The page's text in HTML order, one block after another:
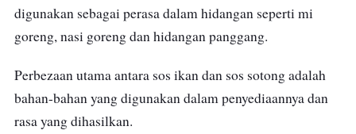
digunakan sebagai perasa dalam hidangan seperti mi
goreng, nasi goreng dan hidangan panggang.
Perbezaan utama antara sos ikan dan sos sotong adalah
bahan-bahan yang digunakan dalam penyediaannya dan
rasa yang dihasilkan.